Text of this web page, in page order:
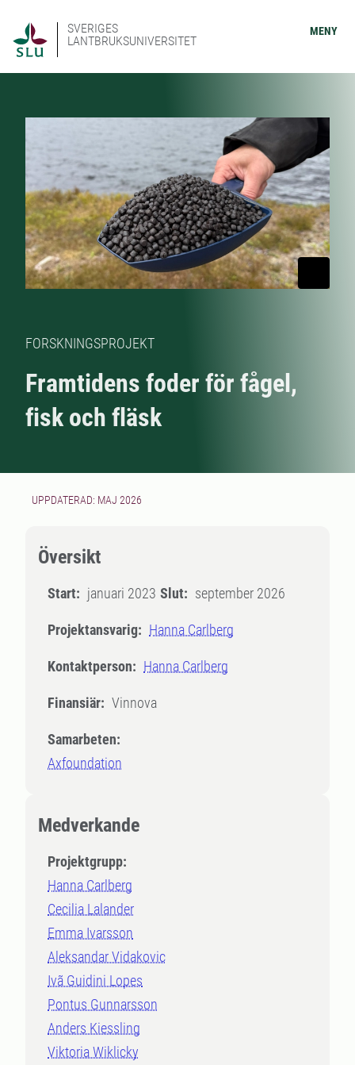
SVERIGES
LANTBRUKSUNIVERSITET
MENY
FORSKNINGSPROJEKT
Framtidens foder för fågel,
fisk och fläsk
UPPDATERAD: MAJ 2026
Översikt
Start: januari 2023 Slut: september 2026
Projektansvarig: Hanna Carlberg
Kontaktperson: Hanna Carlberg
Finansiär: Vinnova
Samarbeten:
Axfoundation
Medverkande
Projektgrupp:
Hanna Carlberg
Cecilia Lalander
Emma Ivarsson
Aleksandar Vidakovic
Ivã Guidini Lopes
Pontus Gunnarsson
Anders Kiessling
Viktoria Wiklicky